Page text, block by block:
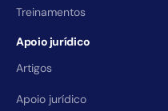
Treinamentos
Apoio jurídico
Artigos
Apoio jurídico